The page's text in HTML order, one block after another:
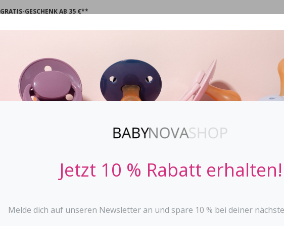
GRATIS-GESCHENK AB 35 €**
WINTER SCHNULLER STOPPi BABYFLASCHEN
Nasensauger
befreit sanft die kleine
mit 2 Aufsätzen, für
Made in Germany
Jetzt 10 % Rabatt erhalten!
Melde dich auf unseren Newsletter an und spare 10 % bei deiner